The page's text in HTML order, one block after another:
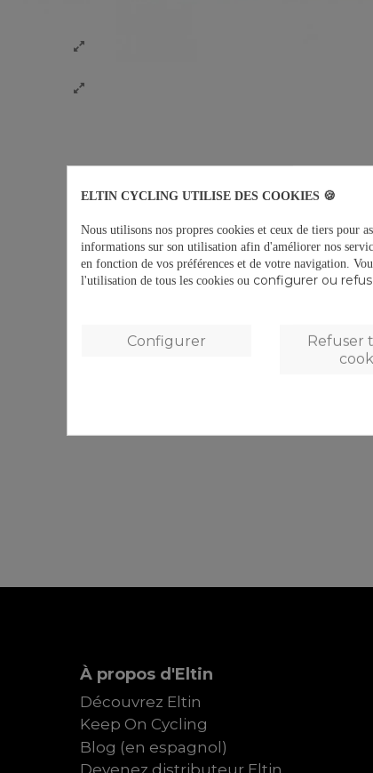
À propos d'Eltin
Découvrez Eltin
Keep On Cycling
Blog (en espagnol)
ELTIN CYCLING UTILISE DES COOKIES 🍪
Nous utilisons nos propres cookies et ceux de tiers pour
informations sur son utilisation afin d'améliorer nos
en fonction de vos préférences et de votre navigation.
l'utilisation de tous les cookies ou configurer ou
Refuser
Configurer